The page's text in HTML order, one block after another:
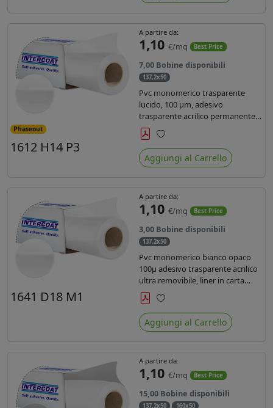
Phaseout
1612 H14 P3
A partire da:
1,10 €/mq Best Price
7,00 Bobine disponibili
137,2x50
Pvc monomerico trasparente
lucido, 100 µm, adesivo
trasparente acrilico permanente
durata 3 anni, liner in carta kraft
monosiliconata da 135 gr, REACH
compliant per stampa con
inchiostri solvente ecosolvente uv
Preferiti
Aggiungi al Carrello
1641 D18 M1
A partire da:
1,10 €/mq Best Price
3,00 Bobine disponibili
137,2x50
Pvc monomerico bianco opaco
100µ adesivo trasparente acrilico
ultra removibile, liner in carta
kraft da 140gr/mq. Durata 3 anni.
Dotato di certificato FR B1 e
conforme alla normativa REACH.
Preferiti
Aggiungi al Carrello
A partire da:
1,10 €/mq Best Price
15,00 Bobine disponibili
137,2x50 160x50